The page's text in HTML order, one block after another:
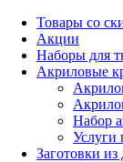
Товары со
Акции
Наборы для
Акриловые
Набор
Услуги
Заготовки из